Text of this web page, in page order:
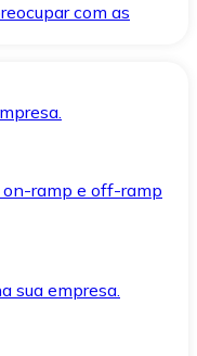
com as
on-ramp e off-ramp
sua empresa.